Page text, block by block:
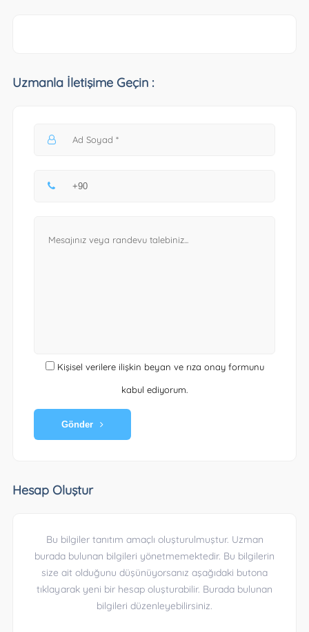
Uzmanla İletişime Geçin :
Kişisel verilere ilişkin beyan ve rıza onay formunu
kabul ediyorum.
Gönder
Hesap Oluştur
Bu bilgiler tanıtım amaçlı oluşturulmuştur. Uzman
burada bulunan bilgileri yönetmemektedir. Bu bilgilerin
size ait olduğunu düşünüyorsanız aşağıdaki butona
tıklayarak yeni bir hesap oluşturabilir. Burada bulunan
bilgileri düzenleyebilirsiniz.